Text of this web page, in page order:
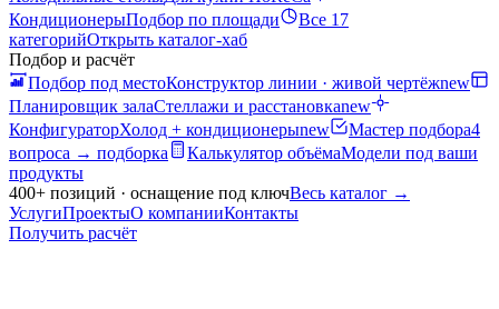
КондиционерыПодбор по площади
Все 17
категорийОткрыть каталог-хаб
Подбор и расчёт
Подбор под местоКонструктор линии · живой чертёжnew
Планировщик залаСтеллажи и расстановкаnew
КонфигураторХолод + кондиционерыnew Мастер подбора4
вопроса → подборка
Калькулятор объёмаМодели под ваши
продукты
400+ позиций · оснащение под ключВесь каталог →
УслугиПроектыО компанииКонтакты
Получить расчёт